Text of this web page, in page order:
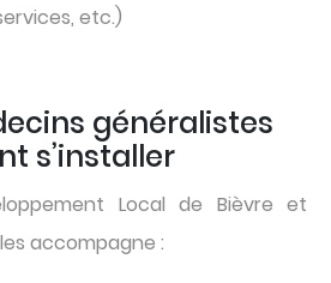
etc.)
généralistes
s’installer
Local de Bièvre et
accompagne :